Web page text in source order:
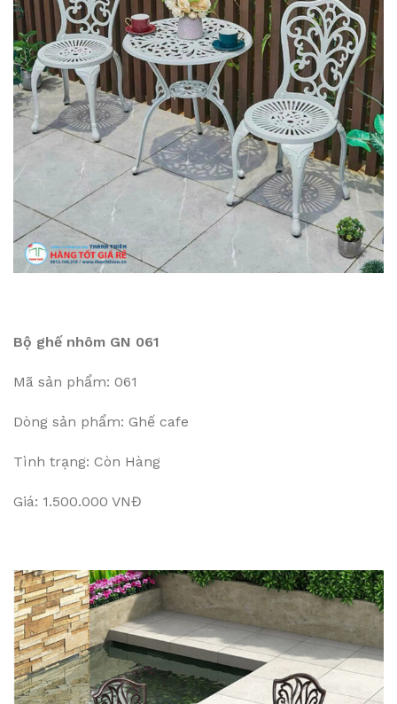
Bộ ghế nhôm GN 061
Mã sản phẩm: 061
Dòng sản phẩm: Ghế cafe
Tình trạng: Còn Hàng
Giá: 1.500.000 VNĐ